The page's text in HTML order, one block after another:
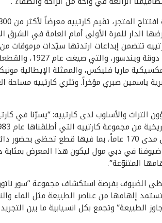
تعرضها الدار للمرة الأولى أمام العامة في
تتضمن إبداعات ارتدتها سيّدات مرموقات
ماريا فليكس، والممثلة الإيطالية
المصرية ياسمين صبري مؤخراً. وتثري كارتييه
التراث والأسلوب لدى كارتييه: “يسرّنا في
مسيرة الدار الممتدة على مدى 170 عاماً، بما فيها
ضيوفنا في دبي مول ليكون هذا المعرض
المتنوّعة”.
الضيوف بفرصة استكشاف مجموعة “سور
إلهامها من عناصر الطبيعة مثل الماء
الطبيعة” وتجمع بكل انسيابية ما بين